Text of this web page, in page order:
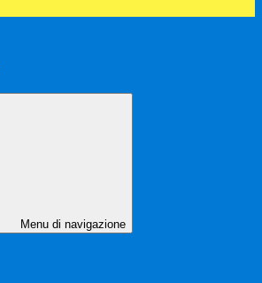
Menu di navigazione